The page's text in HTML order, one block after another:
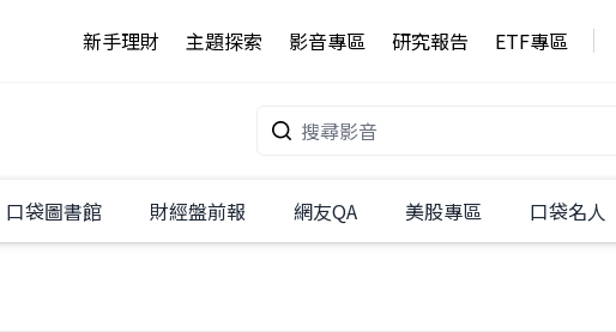
新手理財 主題探索 影音專區 研究報告 ETF專區
口袋圖書館 財經盤前報 網友QA 美股專區 口袋名人